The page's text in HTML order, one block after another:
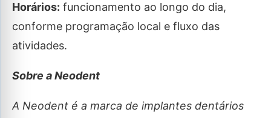
Horários: funcionamento ao longo do dia,
conforme programação local e fluxo das
atividades.
Sobre a Neodent
A Neodent é a marca de implantes dentários